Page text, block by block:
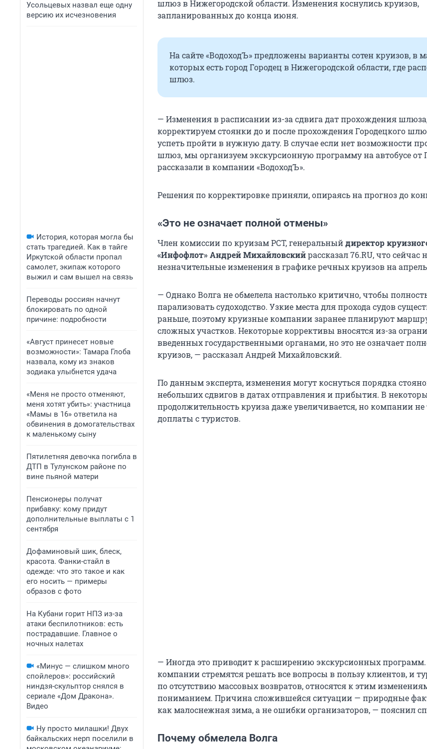
Усольцевых назвал еще одну
версию их исчезновения
История, которая могла бы
стать трагедией. Как в тайге
Иркутской области пропал
самолет, экипаж которого
выжил и сам вышел на связь
Переводы россиян начнут
блокировать по одной
причине: подробности
«Август принесет новые
возможности»: Тамара Глоба
назвала, кому из знаков
зодиака улыбнется удача
«Меня не просто отменяют,
меня хотят убить»: участница
«Мамы в 16» ответила на
обвинения в домогательствах
к маленькому сыну
Пятилетняя девочка погибла в
ДТП в Тулунском районе по
вине пьяной матери
Пенсионеры получат
прибавку: кому придут
дополнительные выплаты с 1
сентября
Дофаминовый шик, блеск,
красота. Фанки-стайл в
одежде: что это такое и как
его носить — примеры
образов с фото
На Кубани горит НПЗ из-за
атаки беспилотников: есть
пострадавшие. Главное о
ночных налетах
«Минус — слишком много
спойлеров»: российский
ниндзя-скульптор снялся в
сериале «Дом Дракона».
Видео
Ну просто милашки! Двух
байкальских нерп поселили в
шлюз в Нижегородской области. Изменения коснулись круизов,
запланированных до конца июня.
На сайте «ВодоходЪ» предложены варианты сотен круизов, в
которых есть город Городец в Нижегородской области, где
шлюз.
— Изменения в расписании из-за сдвига дат прохождения
корректируем стоянки до и после прохождения Городецкого
успеть пройти в нужную дату. В случае если нет возможности
шлюз, мы организуем экскурсионную программу на автобусе от
рассказали в компании «ВодоходЪ».
Решения по корректировке приняли, опираясь на прогноз до
«Это не означает полной отмены»
Член комиссии по круизам РСТ, генеральныйдиректор
«Инфофлот» Андрей Михайловскийрассказал 76.RU, что
незначительные изменения в графике речных круизов на
— Однако Волга не обмелела настолько критично, чтобы
парализовать судоходство. Узкие места для прохода судов
раньше, поэтому круизные компании заранее планируют
сложных участков. Некоторые коррективы вносятся из-за
введенных государственными органами, но это не означает
круизов, — рассказал Андрей Михайловский.
По данным эксперта, изменения могут коснуться порядка
небольших сдвигов в датах отправления и прибытия. В
продолжительность круиза даже увеличивается, но компании не
доплаты с туристов.
— Иногда это приводит к расширению экскурсионных
компании стремятся решать все вопросы в пользу клиентов, и
по отсутствию массовых возвратов, относятся к этим
пониманием. Причина сложившейся ситуации — природные
как малоснежная зима, а не ошибки организаторов, — пояснил
Почему обмелела Волга